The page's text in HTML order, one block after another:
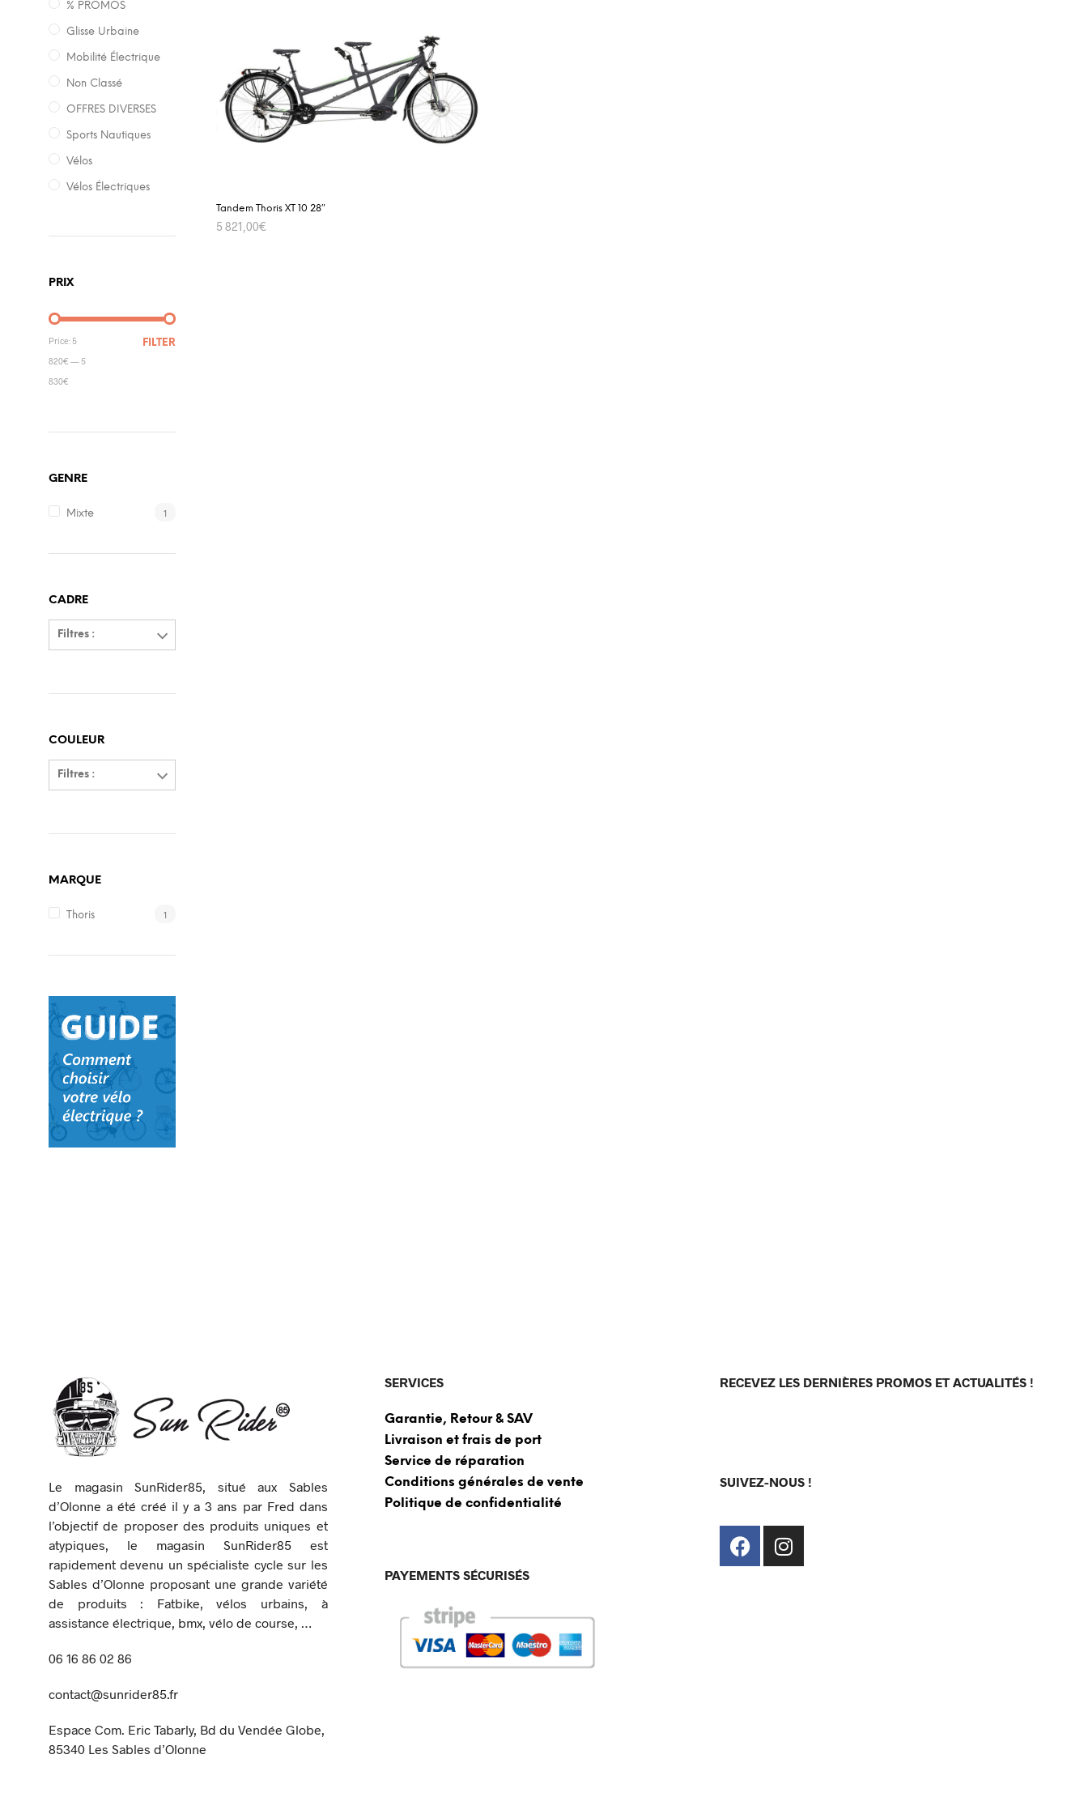
% PROMOS
Glisse Urbaine
Mobilité Électrique
Non Classé
OFFRES DIVERSES
Sports Nautiques
Vélos
Vélos Électriques
PRIX
FILTER
Price: 5
820€ — 5
830€
GENRE
Mixte 1
CADRE
Filtres :
COULEUR
Filtres :
MARQUE
Thoris 1
Tandem Thoris XT 10 28″
5 821,00€
Le magasin SunRider85, situé aux Sables
d’Olonne a été créé il y a 3 ans par Fred dans
l’objectif de proposer des produits uniques et
atypiques, le magasin SunRider85 est
rapidement devenu un spécialiste cycle sur les
Sables d’Olonne proposant une grande variété
de produits : Fatbike, vélos urbains, à
assistance électrique, bmx, vélo de course, …
06 16 86 02 86
contact@sunrider85.fr
Espace Com. Eric Tabarly, Bd du Vendée Globe,
85340 Les Sables d’Olonne
SERVICES
Garantie, Retour & SAV
Livraison et frais de port
Service de réparation
Conditions générales de vente
Politique de confidentialité
PAYEMENTS SÉCURISÉS
RECEVEZ LES DERNIÈRES PROMOS ET ACTUALITÉS !
SUIVEZ-NOUS !